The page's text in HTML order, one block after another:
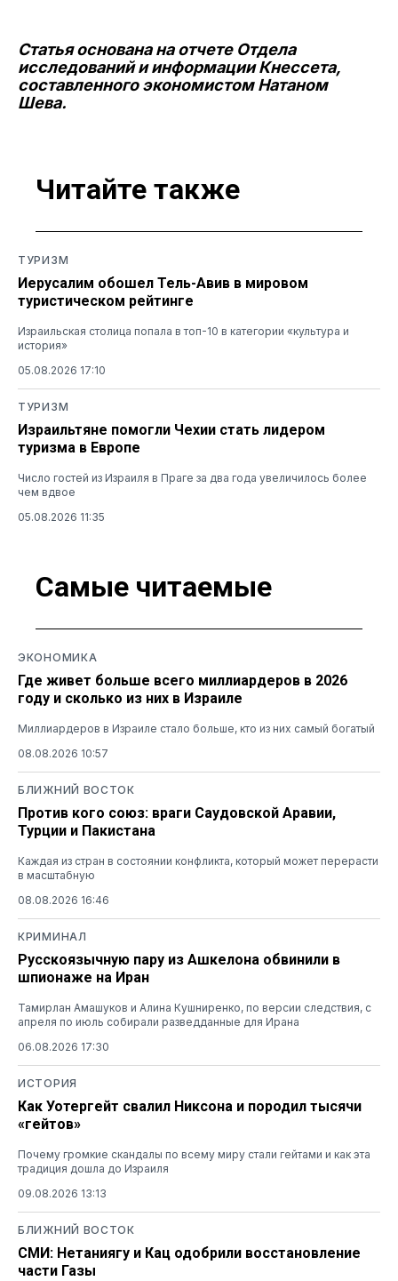
Статья основана на отчете Отдела
исследований и информации Кнессета,
составленного экономистом Натаном
Шева.
Читайте также
ТУРИЗМ
Иерусалим обошел Тель-Авив в мировом
туристическом рейтинге
Израильская столица попала в топ-10 в категории «культура и
история»
05.08.2026 17:10
ТУРИЗМ
Израильтяне помогли Чехии стать лидером
туризма в Европе
Число гостей из Израиля в Праге за два года увеличилось более
чем вдвое
05.08.2026 11:35
Самые читаемые
ЭКОНОМИКА
Где живет больше всего миллиардеров в 2026
году и сколько из них в Израиле
Миллиардеров в Израиле стало больше, кто из них самый богатый
08.08.2026 10:57
БЛИЖНИЙ ВОСТОК
Против кого союз: враги Саудовской Аравии,
Турции и Пакистана
Каждая из стран в состоянии конфликта, который может перерасти
в масштабную
08.08.2026 16:46
КРИМИНАЛ
Русскоязычную пару из Ашкелона обвинили в
шпионаже на Иран
Тамирлан Амашуков и Алина Кушниренко, по версии следствия, с
апреля по июль собирали разведданные для Ирана
06.08.2026 17:30
ИСТОРИЯ
Как Уотергейт свалил Никсона и породил тысячи
«гейтов»
Почему громкие скандалы по всему миру стали гейтами и как эта
традиция дошла до Израиля
09.08.2026 13:13
БЛИЖНИЙ ВОСТОК
СМИ: Нетаниягу и Кац одобрили восстановление
части Газы